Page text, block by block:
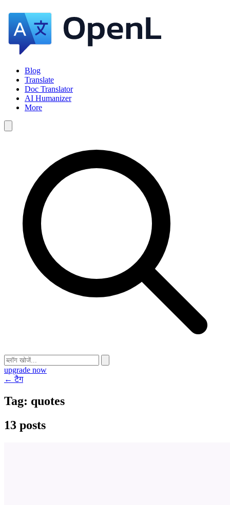
Blog
Translate
Doc Translator
AI Humanizer
More
upgrade now
← टैग
Tag: quotes
13 posts